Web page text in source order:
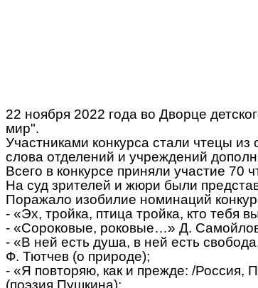
22 ноября 2022 года во Дворце
мир".
Участниками конкурса стали чтецы
слова отделений и учреждений
Всего в конкурсе приняли участие 70
На суд зрителей и жюри были
Поражало изобилие номинаций
- «Эх, тройка, птица тройка, кто тебя
- «Сороковые, роковые…» Д.
- «В ней есть душа, в ней есть
Ф. Тютчев (о природе);
- «Я повторяю, как и прежде: /
(поэзия Пушкина);